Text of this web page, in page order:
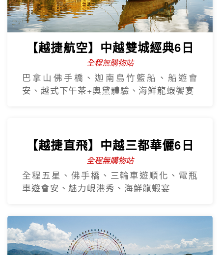
【越捷航空】中越雙城經典6日
全程無購物站
巴拿山佛手橋、迦南島竹籃船、船遊會
安、越式下午茶+奧黛體驗、海鮮龍蝦饗宴
【越捷直飛】中越三都華儷6日
全程無購物站
全程五星、佛手橋、三輪車遊順化、電瓶
車遊會安、魅力峴港秀、海鮮龍蝦宴